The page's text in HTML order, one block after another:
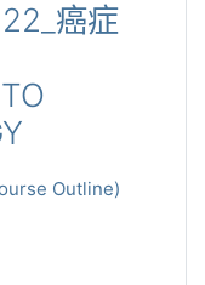
癌症
Outline)